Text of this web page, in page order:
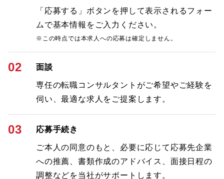
「応募する」ボタンを押して表示されるフォー
ムで基本情報をご入力ください。
※この時点では本求人への応募は確定しません。
02 面談
専任の転職コンサルタントがご希望やご経験を
伺い、最適な求人をご提案します。
03 応募手続き
ご本人の同意のもと、必要に応じて応募先企業
への推薦、書類作成のアドバイス、面接日程の
調整などを当社がサポートします。